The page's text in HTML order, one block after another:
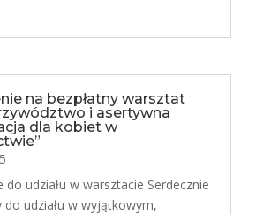
na bezpłatny warsztat
i asertywna
dla kobiet w
do udziału w warsztacie Serdecznie
do udziału w wyjątkowym,